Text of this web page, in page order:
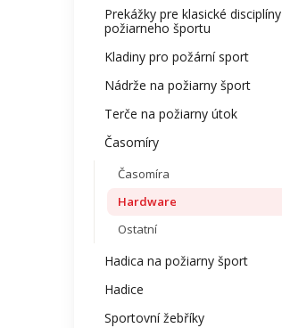
Prekážky pre klasické disciplíny
požiarneho športu
Kladiny pro požární sport
Nádrže na požiarny šport
Terče na požiarny útok
Časomíry
Časomíra
Hardware
Ostatní
Hadica na požiarny šport
Hadice
Sportovní žebříky